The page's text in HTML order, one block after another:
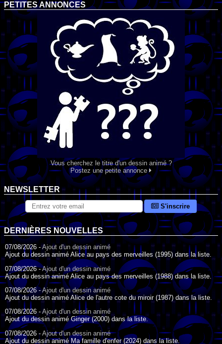
PETITES ANNONCES
Vous cherchez le titre d'un dessin animé ?
Postez une petite annonce
NEWSLETTER
S'inscrire
DERNIÈRES NOUVELLES
07/08/2026 -Ajout d'un dessin animé
Ajout du dessin animé Alice au pays des merveilles (1995) dans la liste.
07/08/2026 -Ajout d'un dessin animé
Ajout du dessin animé Alice au pays des merveilles (1988) dans la liste.
07/08/2026 -Ajout d'un dessin animé
Ajout du dessin animé Alice de l'autre cote du miroir (1987) dans la liste.
07/08/2026 - Ajout d'un dessin animé
Ajout du dessin animé Ginger (2000) dans la liste.
07/08/2026 - Ajout d'un dessin animé
Ajout du dessin animé Ma famille d'enfer (2024) dans la liste.